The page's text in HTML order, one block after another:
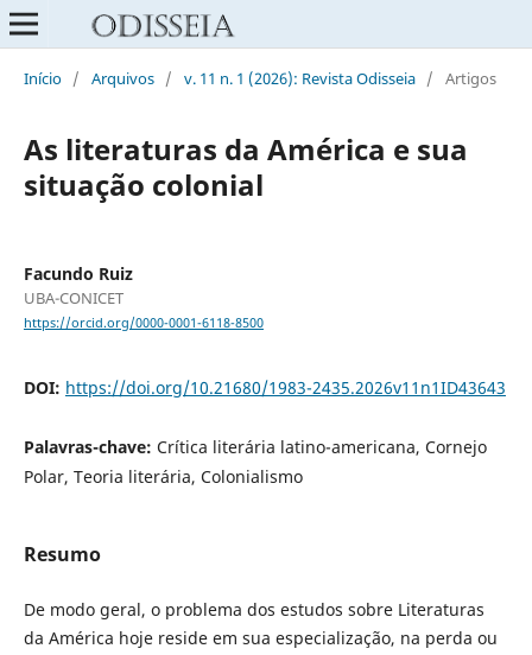
Início / Arquivos / v. 11 n. 1 (2026): Revista Odisseia / Artigos
As literaturas da América e sua
situação colonial
Facundo Ruiz
UBA-CONICET
https://orcid.org/0000-0001-6118-8500
DOI: https://doi.org/10.21680/1983-2435.2026v11n1ID43643
Palavras-chave: Crítica literária latino-americana, Cornejo
Polar, Teoria literária, Colonialismo
Resumo
De modo geral, o problema dos estudos sobre Literaturas
da América hoje reside em sua especialização, na perda ou